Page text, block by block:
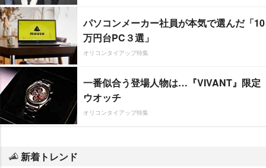
パソコンメーカー社員が本気で選んだ「10
万円台PC３選」
オリコンタイアップ特集
一番似合う登場人物は…『VIVANT』限定
ウオッチ
オリコンタイアップ特集
新着トレンド